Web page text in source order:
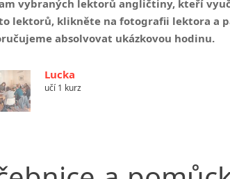
vybraných lektorů angličtiny, kteří
lektorů, klikněte na fotografii lektora a
absolvovat ukázkovou hodinu.
Lucka
učí 1 kurz